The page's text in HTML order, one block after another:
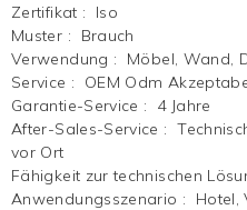
Zertifikat :
Iso
Muster :
Brauch
Verwendung :
Möbel, Wand,
Service :
OEM Odm
Garantie-Service :
4 Jahre
After-Sales-Service :
vor Ort
Fähigkeit zur technischen
Anwendungsszenario :
Hotel,